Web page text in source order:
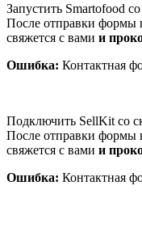
Запустить Smartofood
После отправки формы
свяжется с вами и
Ошибка: Контактная
Подключить SellKit со
После отправки формы
свяжется с вами и
Ошибка: Контактная